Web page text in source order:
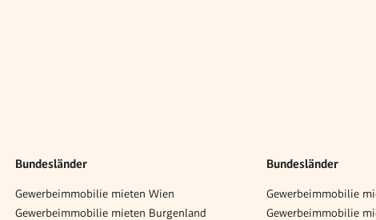
Bundesländer
Gewerbeimmobilie mieten Wien
Gewerbeimmobilie mieten Burgenland
Bundesländer
Gewerbeimmobilie
Gewerbeimmobilie